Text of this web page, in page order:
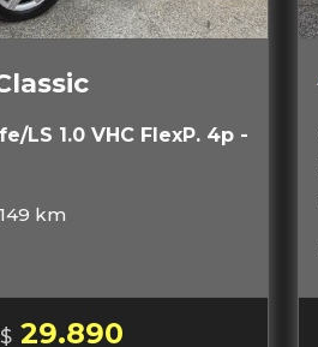
LS 1.0 VHC FlexP. 4p -
km
29.890